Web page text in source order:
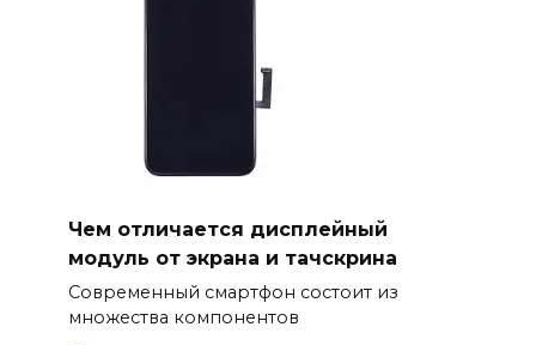
Чем отличается дисплейный
модуль от экрана и тачскрина
Современный смартфон состоит из
множества компонентов